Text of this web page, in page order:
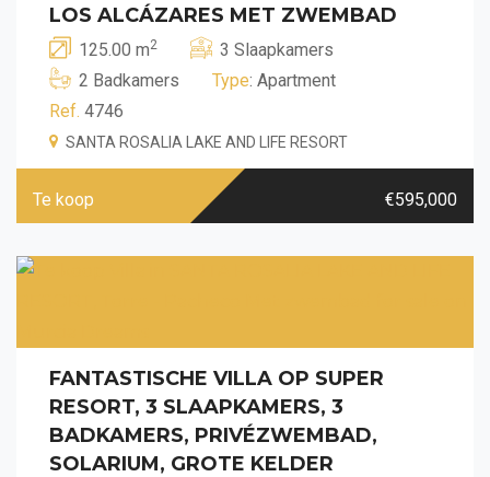
LOS ALCÁZARES MET ZWEMBAD
125.00 m2
3 Slaapkamers
2 Badkamers
Type: Apartment
Ref. 4746
SANTA ROSALIA LAKE AND LIFE RESORT
Te koop €595,000
FANTASTISCHE VILLA OP SUPER
RESORT, 3 SLAAPKAMERS, 3
BADKAMERS, PRIVÉZWEMBAD,
SOLARIUM, GROTE KELDER